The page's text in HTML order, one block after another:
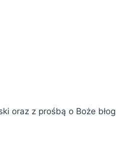
oraz z prośbą o Boże